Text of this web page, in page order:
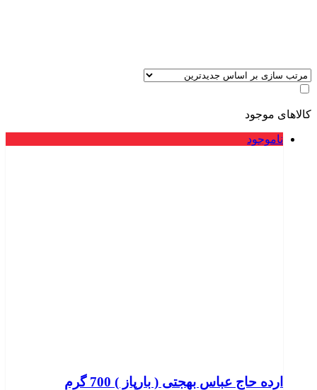
کالاهای موجود
ناموجود
ارده حاج عباس بهجتی ( بارپاز ) 700 گرم